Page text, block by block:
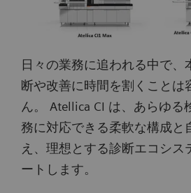
日々の業務に追われる中で、
断や改善に時間を割くことは
ん。 Atellica CI は、あらゆる
務に対応できる柔軟な構成と
え、理想とする診断エコシス
ートします。